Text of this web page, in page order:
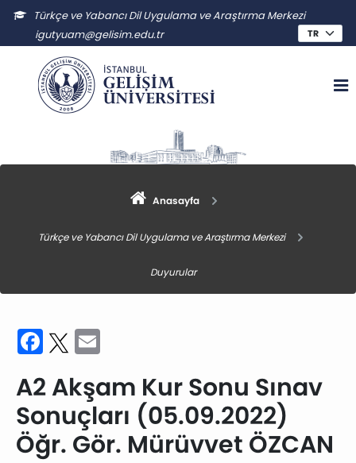
Türkçe ve Yabancı Dil Uygulama ve Araştırma Merkezi
igutyuam@gelisim.edu.tr
Anasayfa
Türkçe ve Yabancı Dil Uygulama ve Araştırma Merkezi
Duyurular
Facebook
Twitter
A2 Akşam Kur Sonu Sınav
Sonuçları (05.09.2022)
Öğr. Gör. Mürüvvet ÖZCAN